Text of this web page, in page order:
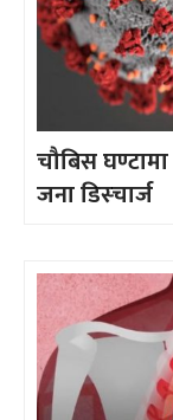
चौबिस
जना डिस्चार्ज